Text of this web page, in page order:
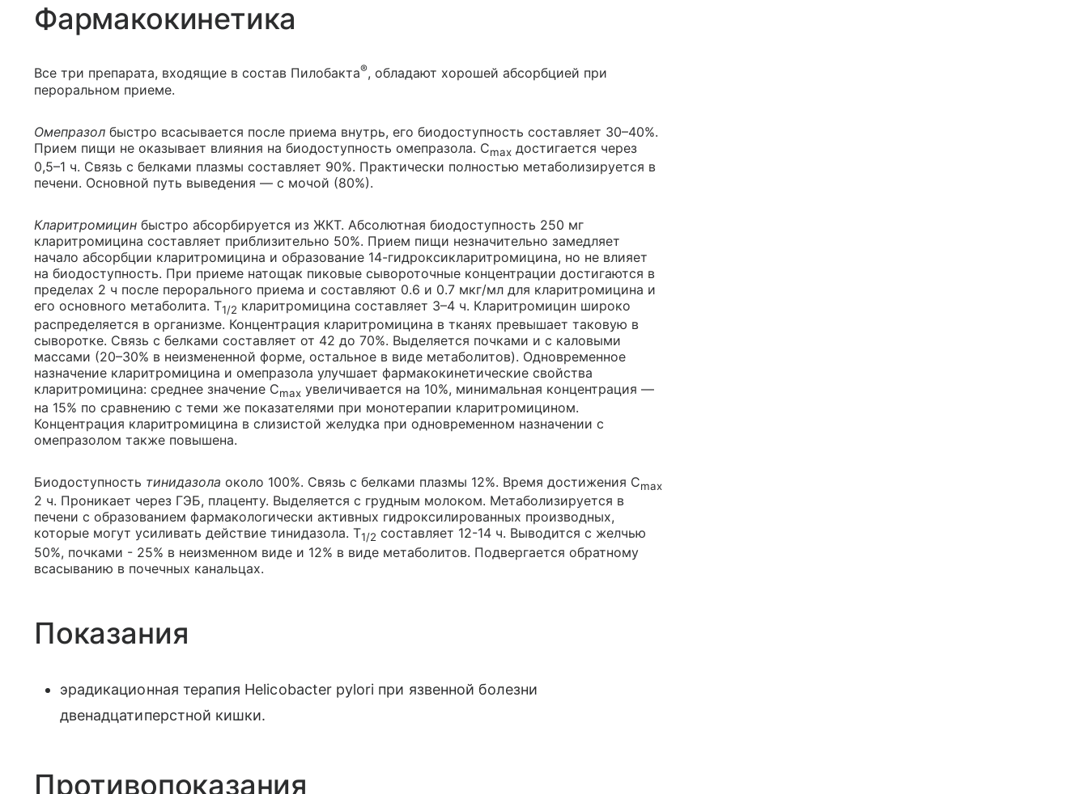
Фармакокинетика
Все три препарата, входящие в состав Пилобакта®, обладают хорошей абсорбцией при
пероральном приеме.
Омепразол быстро всасывается после приема внутрь, его биодоступность составляет 30–40%.
Прием пищи не оказывает влияния на биодоступность омепразола. Сmax достигается через
0,5–1 ч. Связь с белками плазмы составляет 90%. Практически полностью метаболизируется в
печени. Основной путь выведения — с мочой (80%).
Кларитромицин быстро абсорбируется из ЖКТ. Абсолютная биодоступность 250 мг
кларитромицина составляет приблизительно 50%. Прием пищи незначительно замедляет
начало абсорбции кларитромицина и образование 14-гидроксикларитромицина, но не влияет
на биодоступность. При приеме натощак пиковые сывороточные концентрации достигаются в
пределах 2 ч после перорального приема и составляют 0.6 и 0.7 мкг/мл для кларитромицина и
его основного метаболита. T1/2 кларитромицина составляет 3–4 ч. Кларитромицин широко
распределяется в организме. Концентрация кларитромицина в тканях превышает таковую в
сыворотке. Связь с белками составляет от 42 до 70%. Выделяется почками и с каловыми
массами (20–30% в неизмененной форме, остальное в виде метаболитов). Одновременное
назначение кларитромицина и омепразола улучшает фармакокинетические свойства
кларитромицина: среднее значение Сmax увеличивается на 10%, минимальная концентрация —
на 15% по сравнению с теми же показателями при монотерапии кларитромицином.
Концентрация кларитромицина в слизистой желудка при одновременном назначении с
омепразолом также повышена.
Биодоступность тинидазола около 100%. Связь с белками плазмы 12%. Время достижения Cmax
2 ч. Проникает через ГЭБ, плаценту. Выделяется с грудным молоком. Метаболизируется в
печени с образованием фармакологически активных гидроксилированных производных,
которые могут усиливать действие тинидазола. T1/2 составляет 12-14 ч. Выводится с желчью
50%, почками - 25% в неизменном виде и 12% в виде метаболитов. Подвергается обратному
всасыванию в почечных канальцах.
Показания
эрадикационная терапия Helicobacter pylori при язвенной болезни
двенадцатиперстной кишки.
Противопоказания